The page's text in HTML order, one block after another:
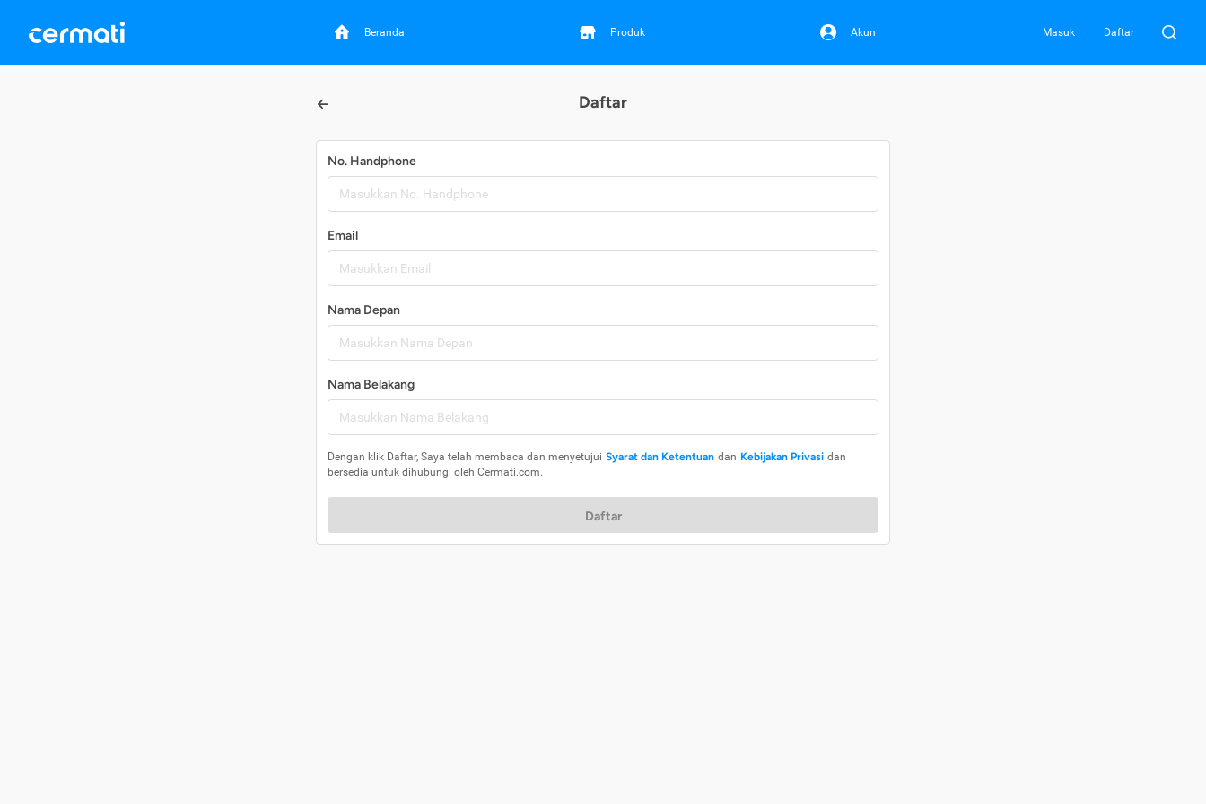
Beranda Produk Akun Masuk Daftar
Daftar
No. Handphone
Email
Nama Depan
Nama Belakang
Dengan klik Daftar, Saya telah membaca dan menyetujui Syarat dan Ketentuan dan Kebijakan Privasi dan
bersedia untuk dihubungi oleh Cermati.com.
Daftar